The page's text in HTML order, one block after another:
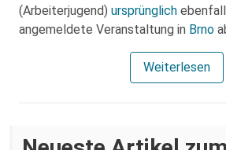
(Arbeiterjugend) ursprünglich
angemeldete Veranstaltung in Brno
Weiterlesen